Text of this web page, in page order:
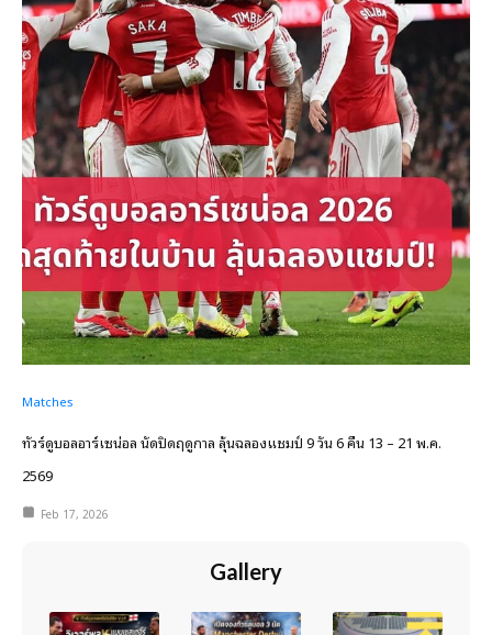
Matches
ทัวร์ดูบอลอาร์เซน่อล นัดปิดฤดูกาล ลุ้นฉลองแชมป์ 9 วัน 6 คืน 13 – 21 พ.ค.
2569
Feb 17, 2026
Gallery